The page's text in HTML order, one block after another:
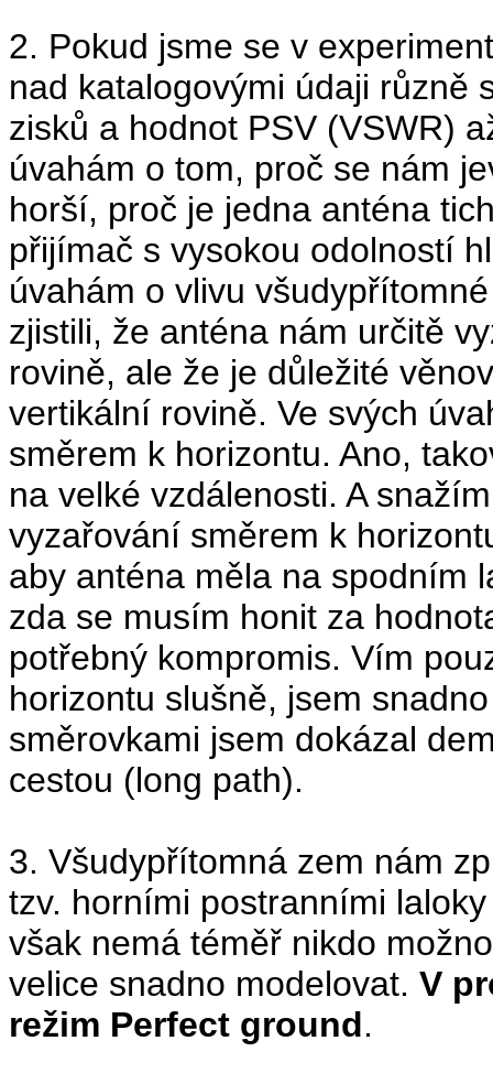
2. Pokud jsme se v
nad katalogovými údaji různě
zisků a hodnot PSV (VSWR)
úvahám o tom, proč se nám
horší, proč je jedna anténa
přijímač s vysokou odolností
úvahám o vlivu
zjistili, že anténa nám určitě
rovině, ale že je důležité
vertikální rovině. Ve svých
směrem k horizontu. Ano,
na velké vzdálenosti. A
vyzařování směrem k
aby anténa měla na spodním
zda se musím honit za
potřebný kompromis. Vím
horizontu slušně, jsem
směrovkami jsem dokázal
cestou (long path).
3. Všudypřítomná zem nám
tzv. horními postranními
však nemá téměř nikdo
velice snadno modelovat. V
režim Perfect ground.